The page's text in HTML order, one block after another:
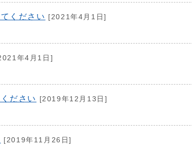
ください [2021年4月1日]
年4月1日]
ださい [2019年12月13日]
[2019年11月26日]